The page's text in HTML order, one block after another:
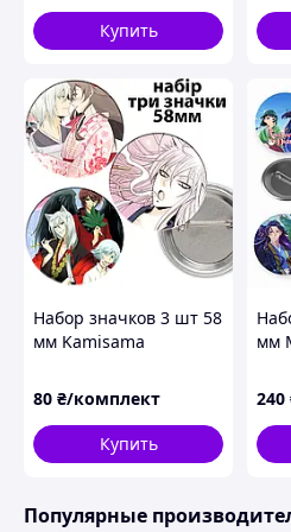
Купить
Набор значков 3 шт 58
мм Kamisama
80 ₴/комплект
Купить
мм
240
Популярные